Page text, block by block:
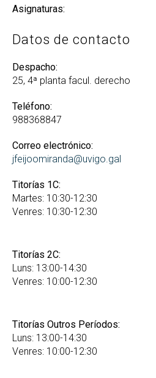
Asignaturas:
Datos de contacto
Despacho:
25, 4ª planta facul. derecho
Teléfono:
988368847
Correo electrónico:
jfeijoomiranda@uvigo.gal
Titorías 1C:
Martes: 10:30-12:30
Venres: 10:30-12:30
Titorías 2C:
Luns: 13:00-14:30
Venres: 10:00-12:30
Titorías Outros Períodos:
Luns: 13:00-14:30
Venres: 10:00-12:30